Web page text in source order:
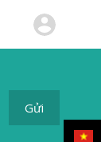
Gửi